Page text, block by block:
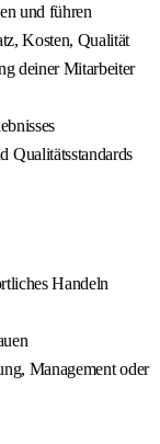
und führen
Kosten, Qualität
deiner Mitarbeiter
Qualitätsstandards
Handeln
Management oder